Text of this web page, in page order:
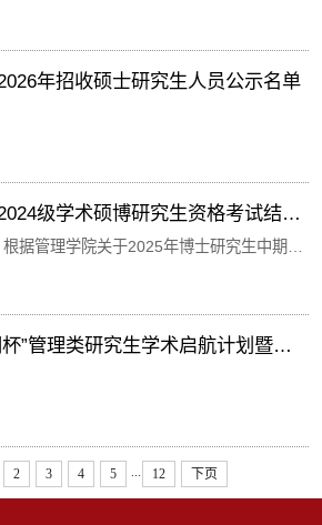
： 一、 请12月25日中午12...
究生章程》及《山东大学2026年招收攻读
生报名通知》要求，结合学院实际，特制
招生工作领导小组的指导下，由学院研究
导小组具体安排实施。 二、招生计划 管理
年招收硕士研究生人员公示名单
级学术硕博研究生资格考试结果
据管理学院关于2025年博士研究生中期考
，现将结果予以公示（见附件）。 公示电
公示期已结束 管理学院研究生教
”管理类研究生学术启航计划暨第
2 3 4 5 ... 12 下页